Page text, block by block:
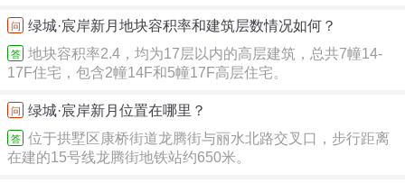
问 绿城·宸岸新月地块容积率和建筑层数情况如何？
答
地块容积率2.4，均为17层以内的高层建筑，总共7幢14-
17F住宅，包含2幢14F和5幢17F高层住宅。
问 绿城·宸岸新月位置在哪里？
答
位于拱墅区康桥街道龙腾街与丽水北路交叉口，步行距离
在建的15号线龙腾街地铁站约650米。